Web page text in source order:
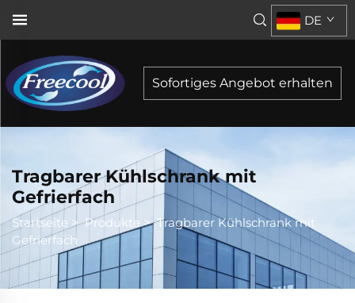
DE
Sofortiges Angebot erhalten
Tragbarer Kühlschrank mit
Gefrierfach
Startseite >Produkte>Tragbarer Kühlschrank mit
Gefrierfach